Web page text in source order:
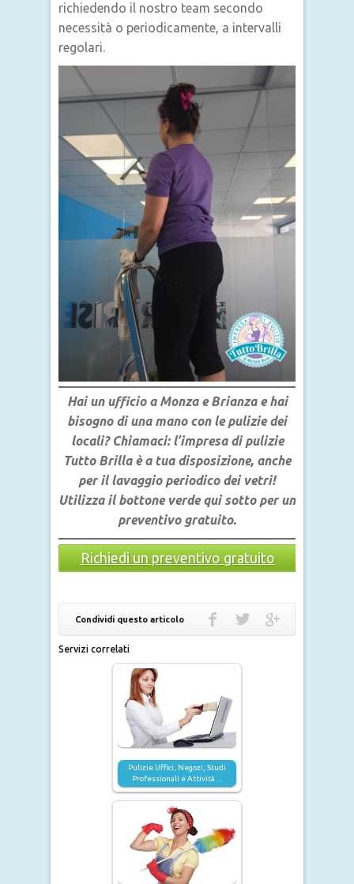
richiedendo il nostro team secondo
necessità o periodicamente, a intervalli
regolari.
Hai un ufficio a Monza e Brianza e hai
bisogno di una mano con le pulizie dei
locali? Chiamaci: l’impresa di pulizie
Tutto Brilla è a tua disposizione, anche
per il lavaggio periodico dei vetri!
Utilizza il bottone verde qui sotto per un
preventivo gratuito.
Richiedi un preventivo gratuito
Condividi questo articolo
Servizi correlati
Pulizie Uffici, Negozi, Studi
Professionali e Attività…